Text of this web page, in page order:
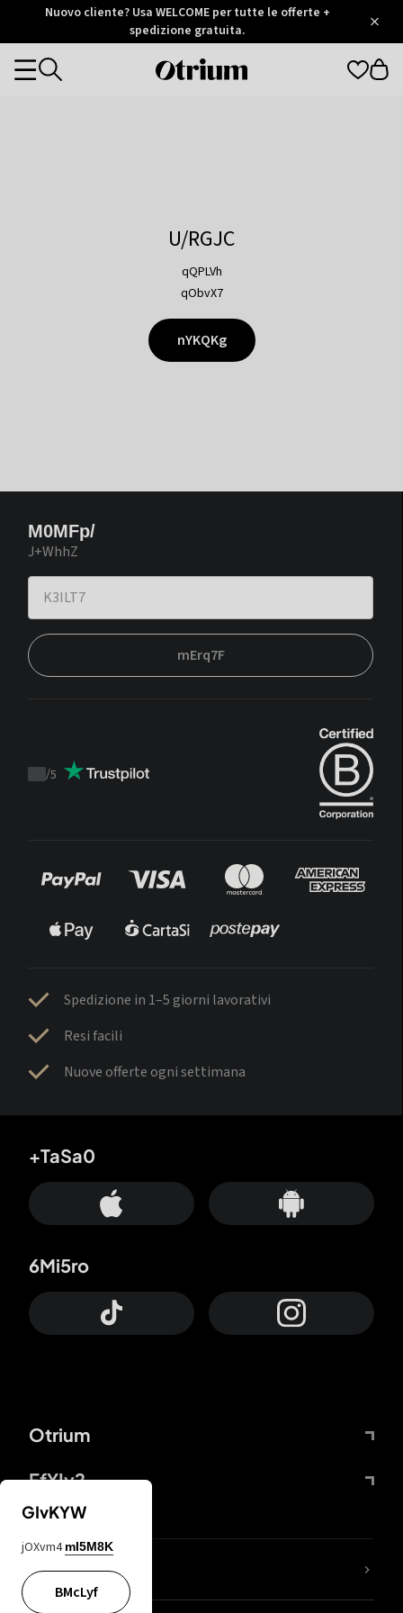
Otrium
Trustpilot
Nuovo cliente? Usa WELCOME per tutte le offerte +
spedizione gratuita.
Otrium
Categories
U/RGJC
qQPLVh
qObvX7
nYKQKg
M0MFp/
J+WhhZ
mErq7F
Trustpilot
/5
Spedizione in 1–5 giorni lavorativi
Resi facili
Nuove offerte ogni settimana
Otrium
FfYIy2
+TaSa0
6Mi5ro
Lj7sBL
GIvKYW
jOXvm4 mI5M8K
BMcLyf